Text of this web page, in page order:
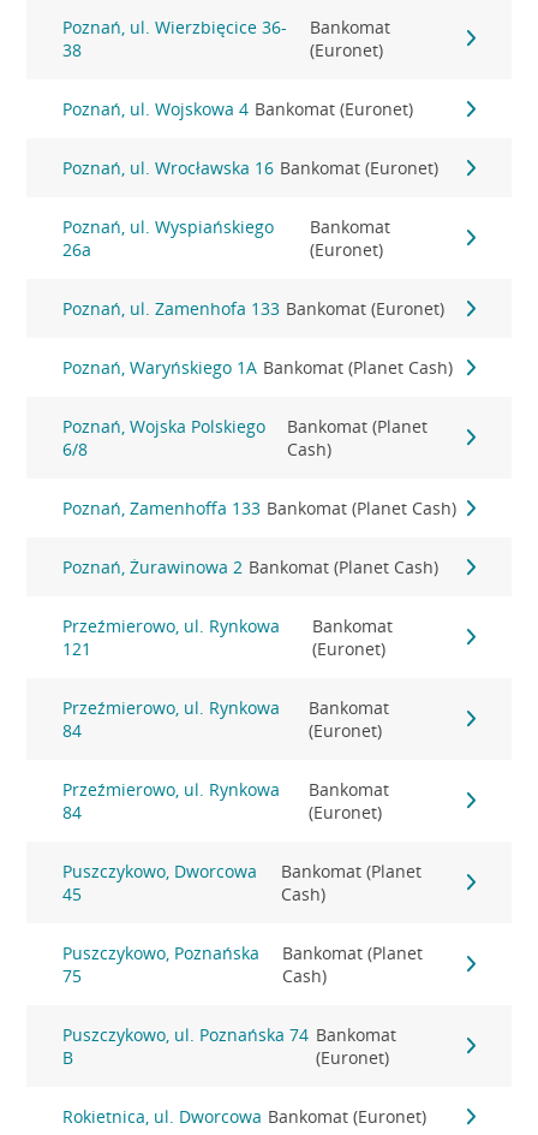
Poznań, ul. Wierzbięcice 36-
38
Bankomat
(Euronet)
Poznań, ul. Wojskowa 4 Bankomat (Euronet)
Poznań, ul. Wrocławska 16 Bankomat (Euronet)
Poznań, ul. Wyspiańskiego
26a
Bankomat
(Euronet)
Poznań, ul. Zamenhofa 133 Bankomat (Euronet)
Poznań, Waryńskiego 1A Bankomat (Planet Cash)
Poznań, Wojska Polskiego
6/8
Bankomat (Planet
Cash)
Poznań, Zamenhoffa 133 Bankomat (Planet Cash)
Poznań, Żurawinowa 2 Bankomat (Planet Cash)
Przeźmierowo, ul. Rynkowa
121
Bankomat
(Euronet)
Przeźmierowo, ul. Rynkowa
84
Bankomat
(Euronet)
Przeźmierowo, ul. Rynkowa
84
Bankomat
(Euronet)
Puszczykowo, Dworcowa
45
Bankomat (Planet
Cash)
Puszczykowo, Poznańska
75
Bankomat (Planet
Cash)
Puszczykowo, ul. Poznańska 74
B
Bankomat
(Euronet)
Rokietnica, ul. Dworcowa Bankomat (Euronet)